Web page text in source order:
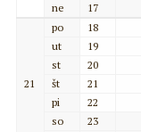
ne
17
21
po
18
ut
19
st
20
št
21
pi
22
so
23